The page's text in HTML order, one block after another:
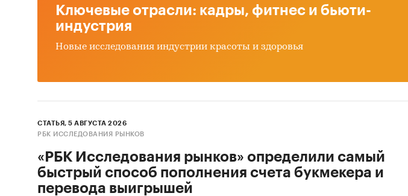
Ключевые отрасли: кадры, фитнес и бьюти-
индустрия
Новые исследования индустрии красоты и здоровья
СТАТЬЯ, 5 АВГУСТА 2026
РБК ИССЛЕДОВАНИЯ РЫНКОВ
«РБК Исследования рынков» определили самый
быстрый способ пополнения счета букмекера и
перевода выигрышей